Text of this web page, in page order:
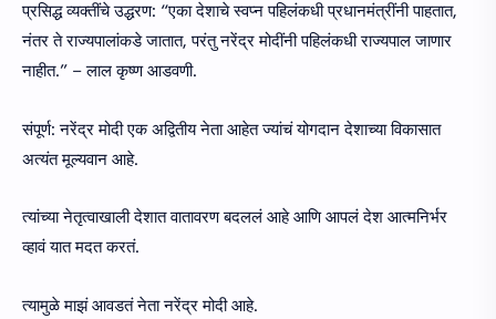
प्रसिद्ध व्यक्तींचे उद्धरण: “एका देशाचे स्वप्न पहिलंकधी प्रधानमंत्रींनी पाहतात,
नंतर ते राज्यपालांकडे जातात, परंतु नरेंद्र मोदींनी पहिलंकधी राज्यपाल जाणार
नाहीत.” – लाल कृष्ण आडवणी.
संपूर्ण: नरेंद्र मोदी एक अद्वितीय नेता आहेत ज्यांचं योगदान देशाच्या विकासात
अत्यंत मूल्यवान आहे.
त्यांच्या नेतृत्वाखाली देशात वातावरण बदललं आहे आणि आपलं देश आत्मनिर्भर
व्हावं यात मदत करतं.
त्यामुळे माझं आवडतं नेता नरेंद्र मोदी आहे.